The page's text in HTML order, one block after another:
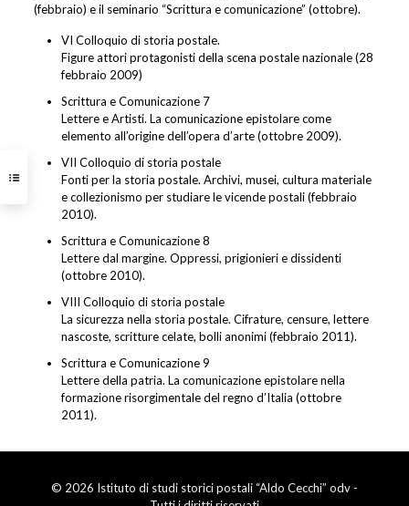
(febbraio) e il seminario “Scrittura e comunicazione” (ottobre).
VI Colloquio di storia postale.
Figure attori protagonisti della scena postale nazionale (28
febbraio 2009)
Scrittura e Comunicazione 7
Lettere e Artisti. La comunicazione epistolare come
elemento all’origine dell’opera d’arte (ottobre 2009).
VII Colloquio di storia postale
Fonti per la storia postale. Archivi, musei, cultura materiale
e collezionismo per studiare le vicende postali (febbraio
2010).
Scrittura e Comunicazione 8
Lettere dal margine. Oppressi, prigionieri e dissidenti
(ottobre 2010).
VIII Colloquio di storia postale
La sicurezza nella storia postale. Cifrature, censure, lettere
nascoste, scritture celate, bolli anonimi (febbraio 2011).
Scrittura e Comunicazione 9
Lettere della patria. La comunicazione epistolare nella
formazione risorgimentale del regno d’Italia (ottobre
2011).
© 2026 Istituto di studi storici postali “Aldo Cecchi” odv -